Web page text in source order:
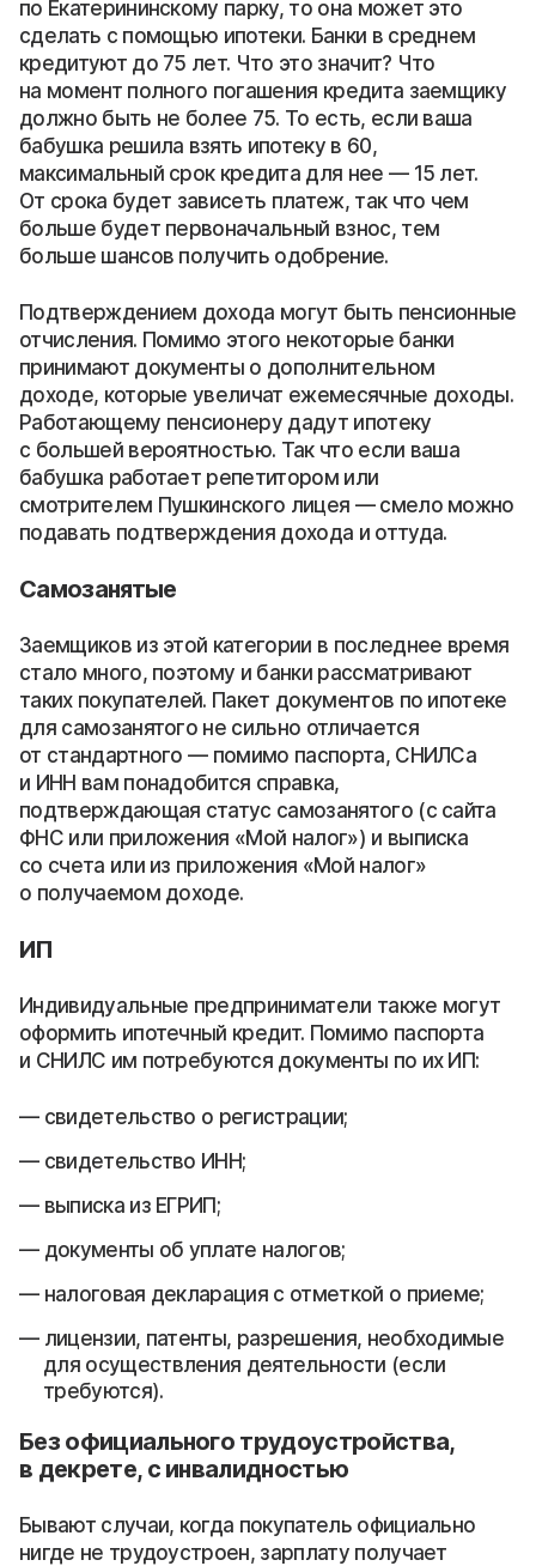
по Екатерининскому парку, то она может это
сделать с помощью ипотеки. Банки в среднем
кредитуют до 75 лет. Что это значит? Что
на момент полного погашения кредита заемщику
должно быть не более 75. То есть, если ваша
бабушка решила взять ипотеку в 60,
максимальный срок кредита для нее — 15 лет.
От срока будет зависеть платеж, так что чем
больше будет первоначальный взнос, тем
больше шансов получить одобрение.
Подтверждением дохода могут быть пенсионные
отчисления. Помимо этого некоторые банки
принимают документы о дополнительном
доходе, которые увеличат ежемесячные доходы.
Работающему пенсионеру дадут ипотеку
с большей вероятностью. Так что если ваша
бабушка работает репетитором или
смотрителем Пушкинского лицея — смело можно
подавать подтверждения дохода и оттуда.
Самозанятые
Заемщиков из этой категории в последнее время
стало много, поэтому и банки рассматривают
таких покупателей. Пакет документов по ипотеке
для самозанятого не сильно отличается
от стандартного — помимо паспорта, СНИЛСа
и ИНН вам понадобится справка,
подтверждающая статус самозанятого (с сайта
ФНС или приложения «Мой налог») и выписка
со счета или из приложения «Мой налог»
о получаемом доходе.
ИП
Индивидуальные предприниматели также могут
оформить ипотечный кредит. Помимо паспорта
и СНИЛС им потребуются документы по их ИП:
свидетельство о регистрации;
свидетельство ИНН;
выписка из ЕГРИП;
документы об уплате налогов;
налоговая декларация с отметкой о приеме;
лицензии, патенты, разрешения, необходимые
для осуществления деятельности (если
требуются).
Без официального трудоустройства,
в декрете, с инвалидностью
Бывают случаи, когда покупатель официально
нигде не трудоустроен, зарплату получает